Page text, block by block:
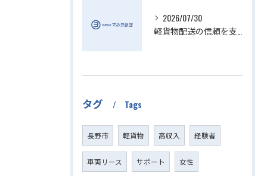
2026/07/30
タグ Tags
長野市 軽貨物 高収入 経験者
車両リース サポート 女性